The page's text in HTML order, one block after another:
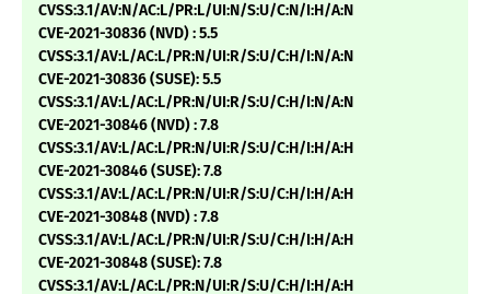
CVSS:3.1/AV:N/AC:L/PR:L/UI:N/S:U/C:N/I:H/A:N
CVE-2021-30836 (NVD) : 5.5
CVSS:3.1/AV:L/AC:L/PR:N/UI:R/S:U/C:H/I:N/A:N
CVE-2021-30836 (SUSE): 5.5
CVSS:3.1/AV:L/AC:L/PR:N/UI:R/S:U/C:H/I:N/A:N
CVE-2021-30846 (NVD) : 7.8
CVSS:3.1/AV:L/AC:L/PR:N/UI:R/S:U/C:H/I:H/A:H
CVE-2021-30846 (SUSE): 7.8
CVSS:3.1/AV:L/AC:L/PR:N/UI:R/S:U/C:H/I:H/A:H
CVE-2021-30848 (NVD) : 7.8
CVSS:3.1/AV:L/AC:L/PR:N/UI:R/S:U/C:H/I:H/A:H
CVE-2021-30848 (SUSE): 7.8
CVSS:3.1/AV:L/AC:L/PR:N/UI:R/S:U/C:H/I:H/A:H